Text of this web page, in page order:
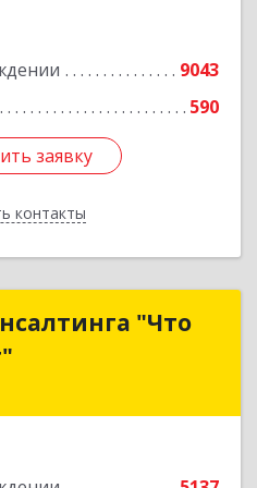
9043
590
заявку
контакты
заявку
"Что
"Что